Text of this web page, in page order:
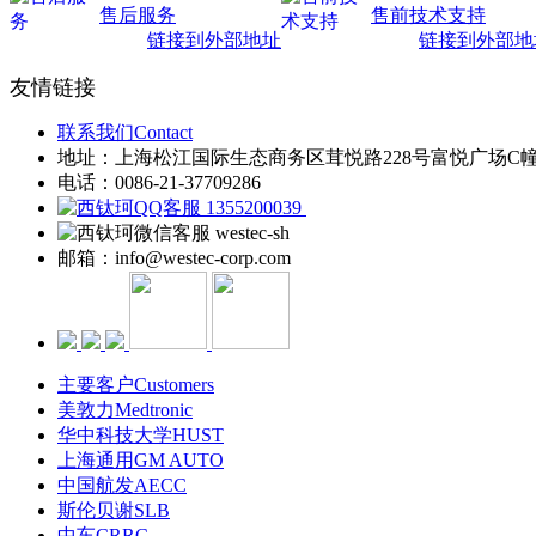
售后服务
链接到外部地址
售前技术支持
链接到外部
友情链接
联系我们Contact
地址：上海松江国际生态商务区茸悦路228号富悦广场C
电话：0086-21-37709286
1355200039
westec-sh
邮箱：info@westec-corp.com
主要客户Customers
美敦力Medtronic
华中科技大学HUST
上海通用GM AUTO
中国航发AECC
斯伦贝谢SLB